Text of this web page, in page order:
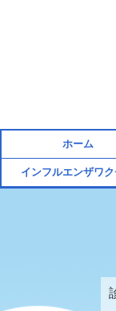
ホーム
インフルエンザワ